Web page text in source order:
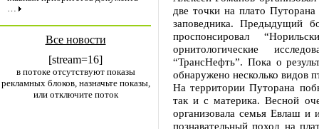
…
Все новости
[stream=16]
в потоке отсутствуют показы
рекламных блоков, назначьте показы,
или отключите поток
две точки на плато
заповедника. Предыдущий
проспонсировал
орнитологические
“ТрансНефть”. Пока о
обнаружено несколько видов
На территории Путорана
так и с материка. Весной
организовала семья Евлаш
познавательный поход на